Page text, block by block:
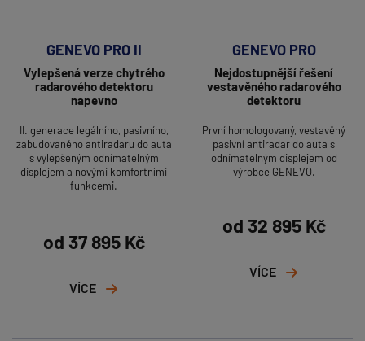
GENEVO PRO II
Vylepšená verze chytrého
radarového detektoru
napevno
II. generace legálního, pasivního,
zabudovaného antiradaru do auta
s vylepšeným odnímatelným
displejem a novými komfortními
funkcemi.
od 37 895 Kč
VÍCE
GENEVO PRO
Nejdostupnější řešení
vestavěného radarového
detektoru
První homologovaný, vestavěný
pasivní antiradar do auta s
odnímatelným displejem od
výrobce GENEVO.
od 32 895 Kč
VÍCE